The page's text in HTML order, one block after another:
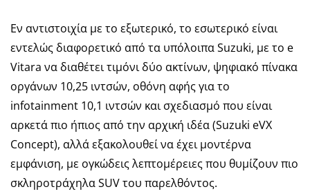
Εν αντιστοιχία με το εξωτερικό, το εσωτερικό είναι
εντελώς διαφορετικό από τα υπόλοιπα Suzuki, με το e
Vitara να διαθέτει τιμόνι δύο ακτίνων, ψηφιακό πίνακα
οργάνων 10,25 ιντσών, οθόνη αφής για το
infotainment 10,1 ιντσών και σχεδιασμό που είναι
αρκετά πιο ήπιος από την αρχική ιδέα (Suzuki eVX
Concept), αλλά εξακολουθεί να έχει μοντέρνα
εμφάνιση, με ογκώδεις λεπτομέρειες που θυμίζουν πιο
σκληροτράχηλα SUV του παρελθόντος.